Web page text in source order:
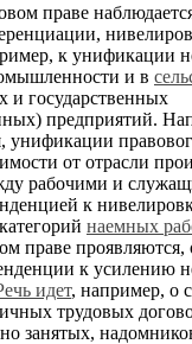
праве
к унификации
и в
и государственных
предприятий.
унификации
от отрасли
рабочими и
к
наемных
праве проявляются,
к усилению
идет, например, о
трудовых
занятых,